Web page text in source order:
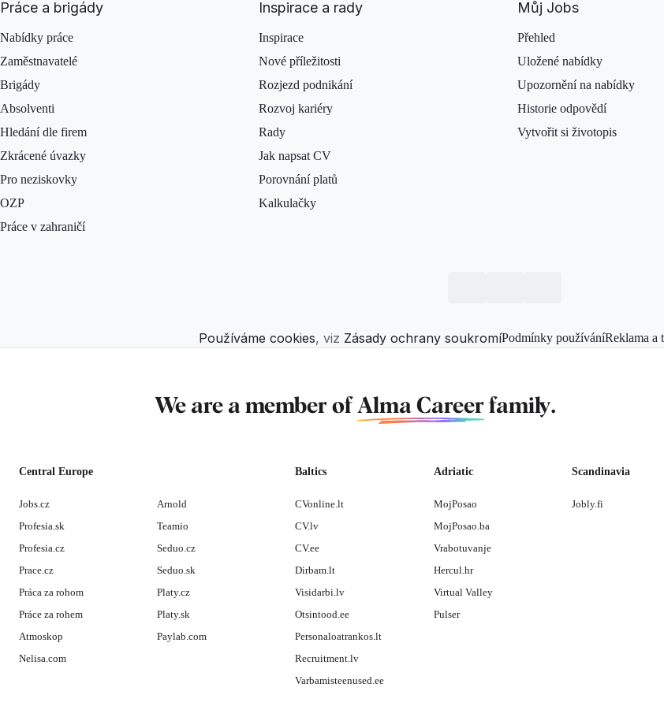
Práce a brigády
Nabídky práce
Zaměstnavatelé
Brigády
Absolventi
Hledání dle firem
Zkrácené úvazky
Pro neziskovky
OZP
Práce v zahraničí
Inspirace a rady
Inspirace
Nové příležitosti
Rozjezd podnikání
Rozvoj kariéry
Rady
Jak napsat CV
Porovnání platů
Kalkulačky
Můj Jobs
Přehled
Uložené nabídky
Upozornění na nabídky
Historie odpovědí
Vytvořit si životopis
Používáme cookies, viz Zásady ochrany soukromíPodmínky používáníReklama a
We are a member of Alma Careerfamily.
Central Europe
Jobs.cz
Profesia.sk
Profesia.cz
Prace.cz
Práca za rohom
Práce za rohem
Atmoskop
Nelisa.com
Arnold
Teamio
Seduo.cz
Seduo.sk
Platy.cz
Platy.sk
Paylab.com
Baltics
CVonline.lt
CV.lv
CV.ee
Dirbam.lt
Visidarbi.lv
Otsintood.ee
Personaloatrankos.lt
Recruitment.lv
Varbamisteenused.ee
Adriatic
MojPosao
MojPosao.ba
Vrabotuvanje
Hercul.hr
Virtual Valley
Pulser
Scandinavia
Jobly.fi